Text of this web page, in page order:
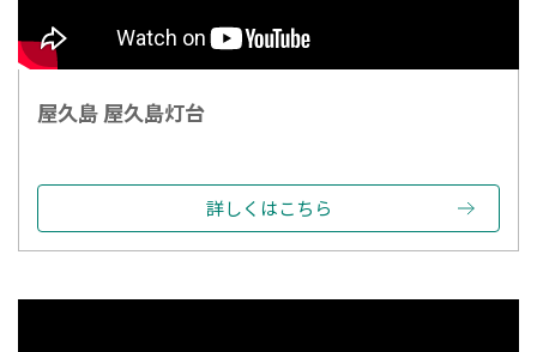
屋久島 屋久島灯台
詳しくはこちら